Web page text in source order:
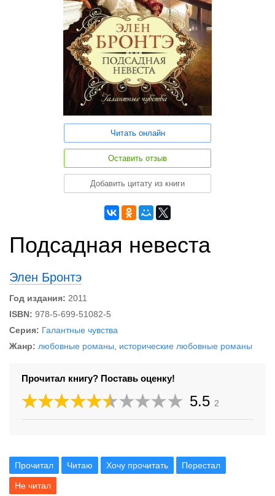
Читать онлайн
Оставить отзыв
Добавить цитату из книги
Подсадная невеста
Элен Бронтэ
Год издания: 2011
ISBN: 978-5-699-51082-5
Серия: Галантные чувства
Жанр: любовные романы исторические любовные романы
Прочитал книгу? Поставь оценку!
5.5 2
Прочитал Читаю Хочу прочитать Перестал
Не читал